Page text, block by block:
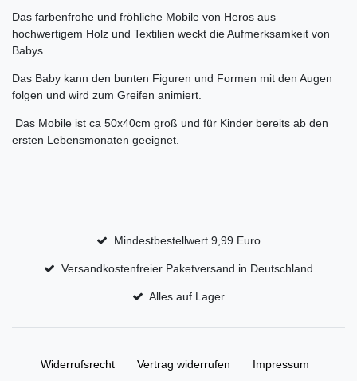
Das farbenfrohe und fröhliche Mobile von Heros aus
hochwertigem Holz und Textilien weckt die Aufmerksamkeit von
Babys.
Das Baby kann den bunten Figuren und Formen mit den Augen
folgen und wird zum Greifen animiert.
Das Mobile ist ca 50x40cm groß und für Kinder bereits ab den
ersten Lebensmonaten geeignet.
Mindestbestellwert 9,99 Euro
Versandkostenfreier Paketversand in Deutschland
Alles auf Lager
Widerrufs­recht Vertrag widerrufen Impressum